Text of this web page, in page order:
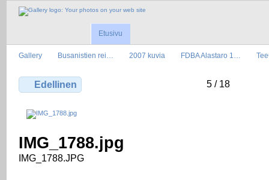
Etusivu
Gallery Busanistien rei… 2007 kuvia FDBA Alastaro 1…
Edellinen 5 / 18
IMG_1788.jpg
IMG_1788.JPG